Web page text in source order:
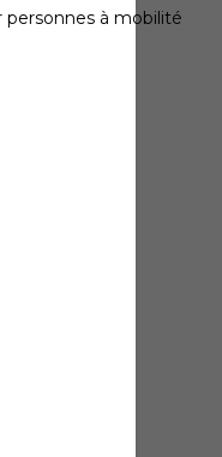
personnes à mobilité